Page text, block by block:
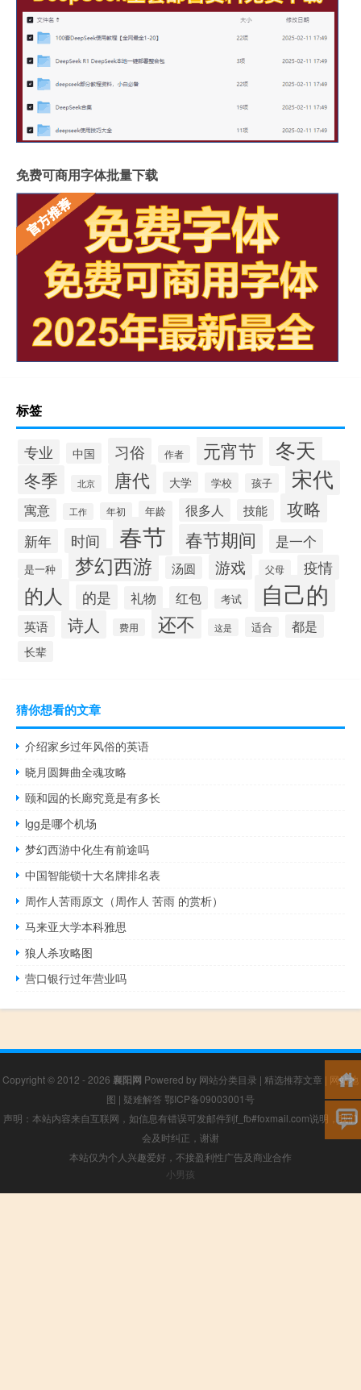
免费可商用字体批量下载
标签
专业 中国 习俗 作者 元宵节 冬天
冬季 北京 唐代 大学 学校 孩子 宋代
寓意 工作 年初 年龄 很多人 技能 攻略
新年 时间 春节 春节期间 是一个
是一种 梦幻西游 汤圆 游戏 父母 疫情
的人 的是 礼物 红包 考试 自己的
英语 诗人 费用 还不 这是 适合 都是
长辈
猜你想看的文章
介绍家乡过年风俗的英语
晓月圆舞曲全魂攻略
颐和园的长廊究竟是有多长
lgg是哪个机场
梦幻西游中化生有前途吗
中国智能锁十大名牌排名表
周作人苦雨原文（周作人 苦雨 的赏析）
马来亚大学本科雅思
狼人杀攻略图
营口银行过年营业吗
Copyright © 2012 - 2026 襄阳网 Powered by 网站分类目录 | 精选推荐文章 | 网站地
图 | 疑难解答 鄂ICP备09003001号
声明：本站内容来自互联网，如信息有错误可发邮件到f_fb#foxmail.com说明，我们
会及时纠正，谢谢
本站仅为个人兴趣爱好，不接盈利性广告及商业合作
小男孩